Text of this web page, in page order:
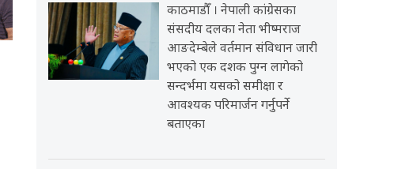
काठमाडौँ । नेपाली कांग्रेसका
संसदीय दलका नेता भीष्मराज
आङदेम्बेले वर्तमान संविधान जारी
भएको एक दशक पुग्न लागेको
सन्दर्भमा यसको समीक्षा र
आवश्यक परिमार्जन गर्नुपर्ने
बताएका